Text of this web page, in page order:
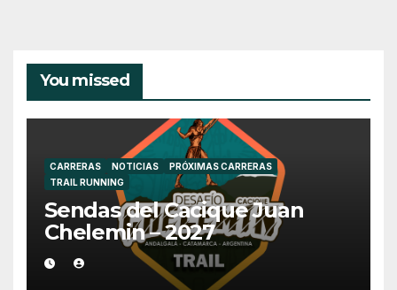
You missed
CARRERAS NOTICIAS
PRÓXIMAS CARRERAS
TRAIL RUNNING
Sendas del Cacique Juan
Chelemin – 2027